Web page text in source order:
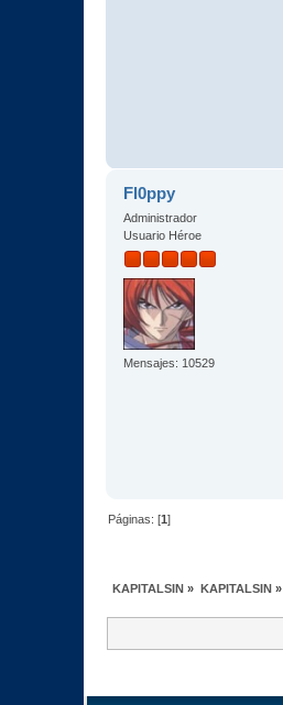
Fl0ppy
Administrador
Usuario Héroe
Mensajes: 10529
Páginas: [1]
KAPITALSIN » KAPITALSIN»